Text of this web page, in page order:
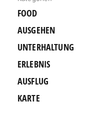
FOOD
AUSGEHEN
UNTERHALTUNG
ERLEBNIS
AUSFLUG
KARTE